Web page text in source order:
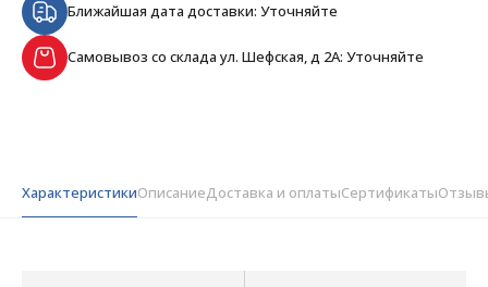
Ближайшая дата доставки: Уточняйте
Самовывоз со склада ул. Шефская, д 2А: Уточняйте
ХарактеристикиОписаниеДоставка и оплатыСертификаты